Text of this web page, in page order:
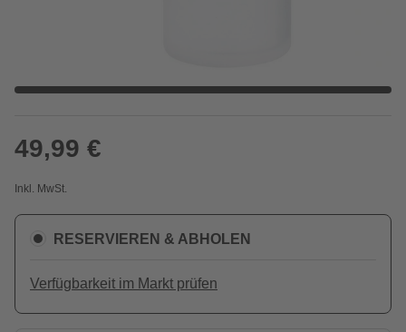
49,99 €
Inkl. MwSt.
RESERVIEREN & ABHOLEN
Verfügbarkeit im Markt prüfen